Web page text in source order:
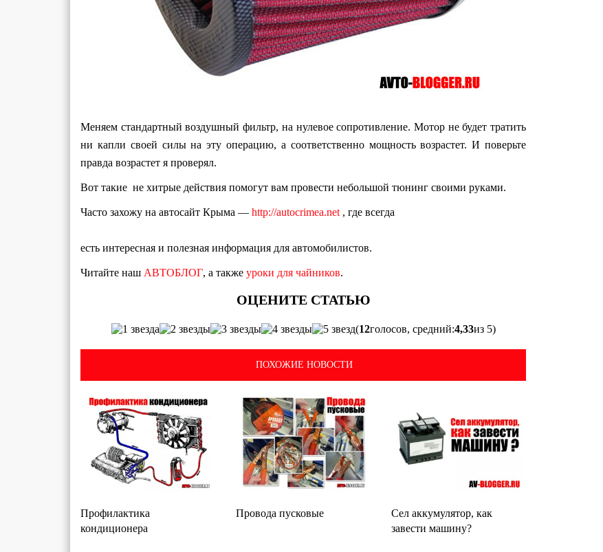
Меняем стандартный воздушный фильтр, на нулевое сопротивление. Мотор не будет тратить
ни капли своей силы на эту операцию, а соответственно мощность возрастет. И поверьте
правда возрастет я проверял.
Вот такие не хитрые действия помогут вам провести небольшой тюнинг своими руками.
Часто захожу на автосайт Крыма — http://autocrimea.net , где всегда
есть интересная и полезная информация для автомобилистов.
Читайте наш АВТОБЛОГ, а также уроки для чайников.
(12голосов, средний:4,33из 5)
ПОХОЖИЕ НОВОСТИ
Профилактика
кондиционера
Провода пусковые
Сел аккумулятор, как
завести машину?